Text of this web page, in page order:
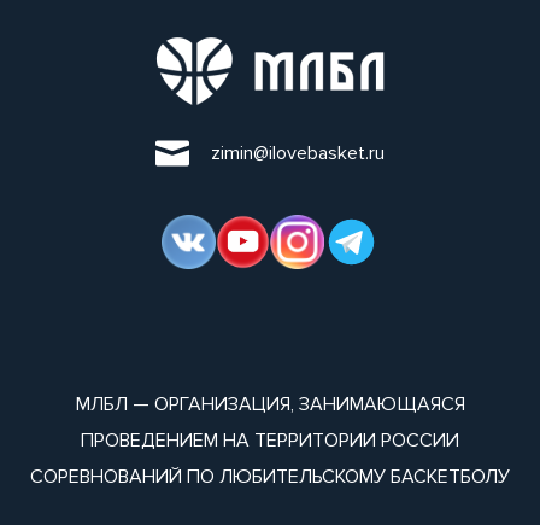
zimin@ilovebasket.ru
МЛБЛ — ОРГАНИЗАЦИЯ, ЗАНИМАЮЩАЯСЯ
ПРОВЕДЕНИЕМ НА ТЕРРИТОРИИ РОССИИ
СОРЕВНОВАНИЙ ПО ЛЮБИТЕЛЬСКОМУ БАСКЕТБОЛУ